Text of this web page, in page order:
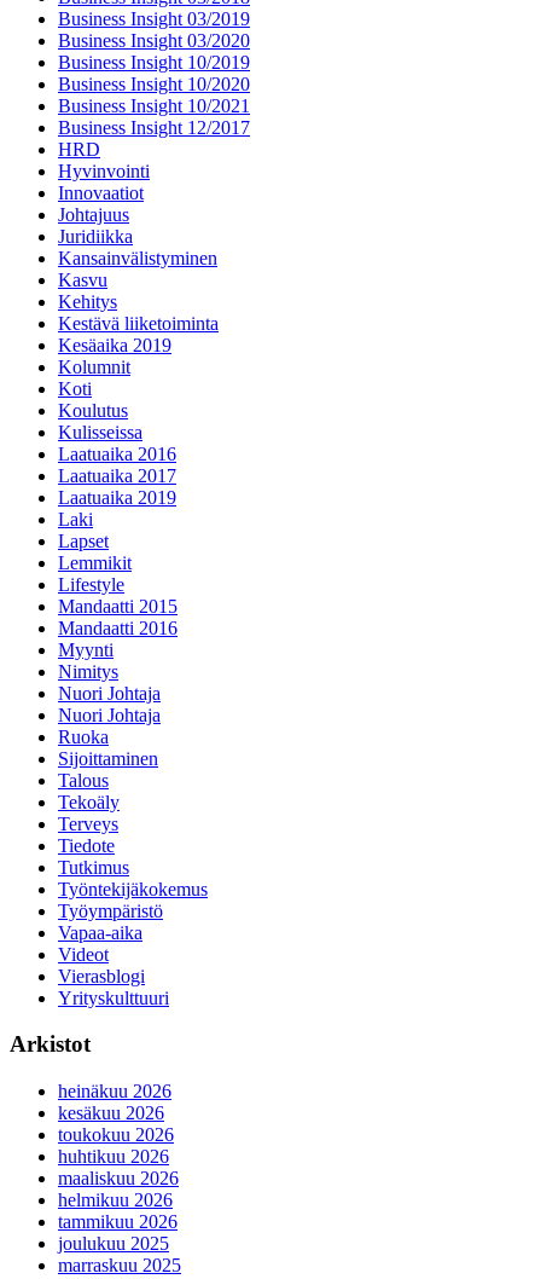
Business Insight 03/2019
Business Insight 03/2020
Business Insight 10/2019
Business Insight 10/2020
Business Insight 10/2021
Business Insight 12/2017
HRD
Hyvinvointi
Innovaatiot
Johtajuus
Juridiikka
Kansainvälistyminen
Kasvu
Kehitys
Kestävä liiketoiminta
Kesäaika 2019
Kolumnit
Koti
Koulutus
Kulisseissa
Laatuaika 2016
Laatuaika 2017
Laatuaika 2019
Laki
Lapset
Lemmikit
Lifestyle
Mandaatti 2015
Mandaatti 2016
Myynti
Nimitys
Nuori Johtaja
Nuori Johtaja
Ruoka
Sijoittaminen
Talous
Tekoäly
Terveys
Tiedote
Tutkimus
Työntekijäkokemus
Työympäristö
Vapaa-aika
Videot
Vierasblogi
Yrityskulttuuri
Arkistot
heinäkuu 2026
kesäkuu 2026
toukokuu 2026
huhtikuu 2026
maaliskuu 2026
helmikuu 2026
tammikuu 2026
joulukuu 2025
marraskuu 2025